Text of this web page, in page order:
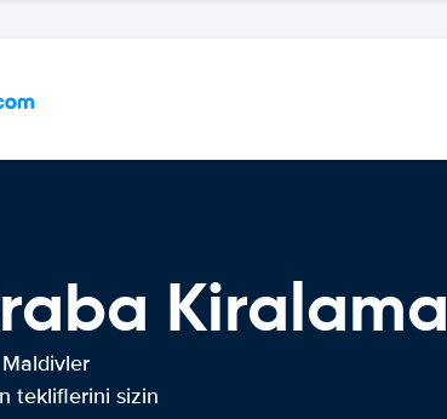
Kiralama
tekliflerini sizin